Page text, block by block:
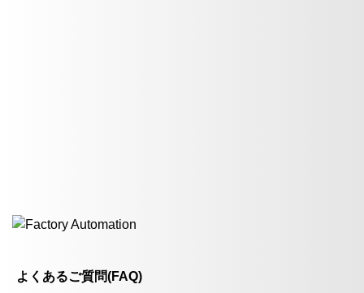
よくあるご質問(FAQ)